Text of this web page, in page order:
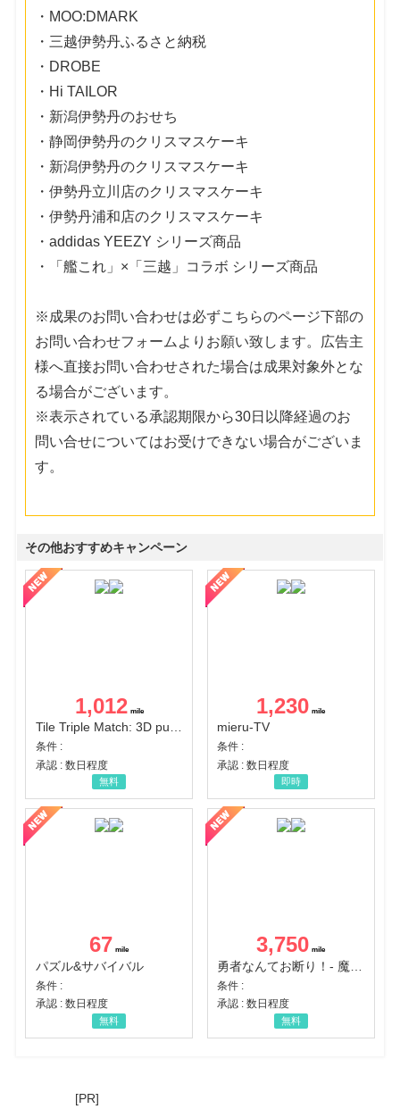
・MOO:DMARK
・三越伊勢丹ふるさと納税
・DROBE
・Hi TAILOR
・新潟伊勢丹のおせち
・静岡伊勢丹のクリスマスケーキ
・新潟伊勢丹のクリスマスケーキ
・伊勢丹立川店のクリスマスケーキ
・伊勢丹浦和店のクリスマスケーキ
・addidas YEEZY シリーズ商品
・「艦これ」×「三越」コラボ シリーズ商品
※成果のお問い合わせは必ずこちらのページ下部の
お問い合わせフォームよりお願い致します。広告主
様へ直接お問い合わせされた場合は成果対象外とな
る場合がございます。
※表示されている承認期限から30日以降経過のお
問い合せについてはお受けできない場合がございま
す。
その他おすすめキャンペーン
1,012
Tile Triple Match: 3D puzzle
条件 :
承認 : 数日程度
無料
1,230
mieru-TV
条件 :
承認 : 数日程度
即時
67
パズル&サバイバル
条件 :
承認 : 数日程度
無料
3,750
条件 :
承認 : 数日程度
無料
[PR]